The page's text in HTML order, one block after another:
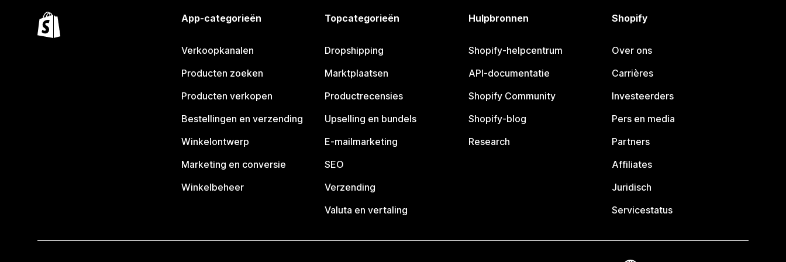
App-categorieën
Verkoopkanalen
Producten zoeken
Producten verkopen
Bestellingen en verzending
Winkelontwerp
Marketing en conversie
Winkelbeheer
Topcategorieën
Dropshipping
Marktplaatsen
Productrecensies
Upselling en bundels
E-mailmarketing
SEO
Verzending
Valuta en vertaling
Hulpbronnen
Shopify-helpcentrum
API-documentatie
Shopify Community
Shopify-blog
Research
Shopify
Over ons
Carrières
Investeerders
Pers en media
Partners
Affiliates
Juridisch
Servicestatus